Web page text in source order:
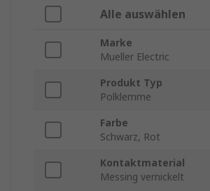
Alle auswählen
Marke
Mueller Electric
Produkt Typ
Polklemme
Farbe
Schwarz, Rot
Kontaktmaterial
Messing vernickelt